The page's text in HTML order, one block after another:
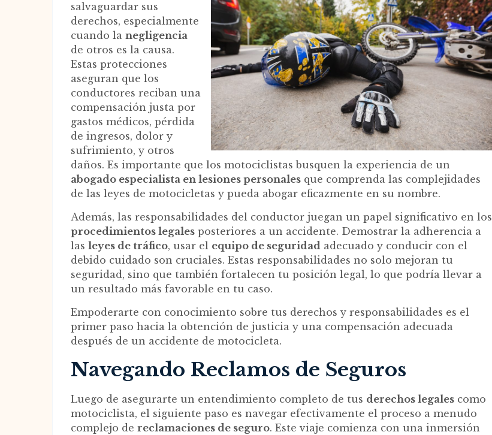
salvaguardar sus
derechos, especialmente
cuando la negligencia
de otros es la causa.
Estas protecciones
aseguran que los
conductores reciban una
compensación justa por
gastos médicos, pérdida
de ingresos, dolor y
sufrimiento, y otros
daños. Es importante que los motociclistas busquen la experiencia de un
abogado especialista en lesiones personales que comprenda las complejidades
de las leyes de motocicletas y pueda abogar eficazmente en su nombre.
Además, las responsabilidades del conductor juegan un papel significativo en los
procedimientos legales posteriores a un accidente. Demostrar la adherencia a
las leyes de tráfico, usar el equipo de seguridad adecuado y conducir con el
debido cuidado son cruciales. Estas responsabilidades no solo mejoran tu
seguridad, sino que también fortalecen tu posición legal, lo que podría llevar a
un resultado más favorable en tu caso.
Empoderarte con conocimiento sobre tus derechos y responsabilidades es el
primer paso hacia la obtención de justicia y una compensación adecuada
después de un accidente de motocicleta.
Navegando Reclamos de Seguros
Luego de asegurarte un entendimiento completo de tus derechos legales como
motociclista, el siguiente paso es navegar efectivamente el proceso a menudo
complejo de reclamaciones de seguro. Este viaje comienza con una inmersión